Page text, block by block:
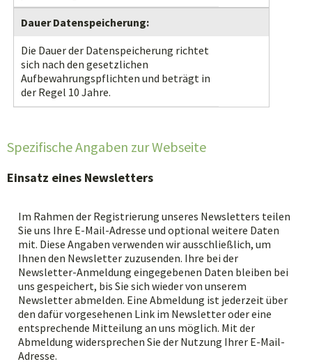
Dauer Datenspeicherung:
Die Dauer der Datenspeicherung richtet
sich nach den gesetzlichen
Aufbewahrungspflichten und beträgt in
der Regel 10 Jahre.
Spezifische Angaben zur Webseite
Einsatz eines Newsletters
Im Rahmen der Registrierung unseres Newsletters teilen
Sie uns Ihre E-Mail-Adresse und optional weitere Daten
mit. Diese Angaben verwenden wir ausschließlich, um
Ihnen den Newsletter zuzusenden. Ihre bei der
Newsletter-Anmeldung eingegebenen Daten bleiben bei
uns gespeichert, bis Sie sich wieder von unserem
Newsletter abmelden. Eine Abmeldung ist jederzeit über
den dafür vorgesehenen Link im Newsletter oder eine
entsprechende Mitteilung an uns möglich. Mit der
Abmeldung widersprechen Sie der Nutzung Ihrer E-Mail-
Adresse.